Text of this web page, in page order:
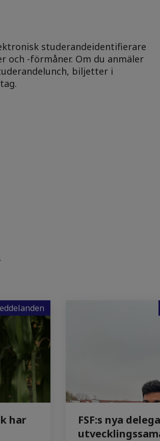
studerandeidentifierare
och -förmåner. Om du anmäler
biljetter i
har
FSF:s nya